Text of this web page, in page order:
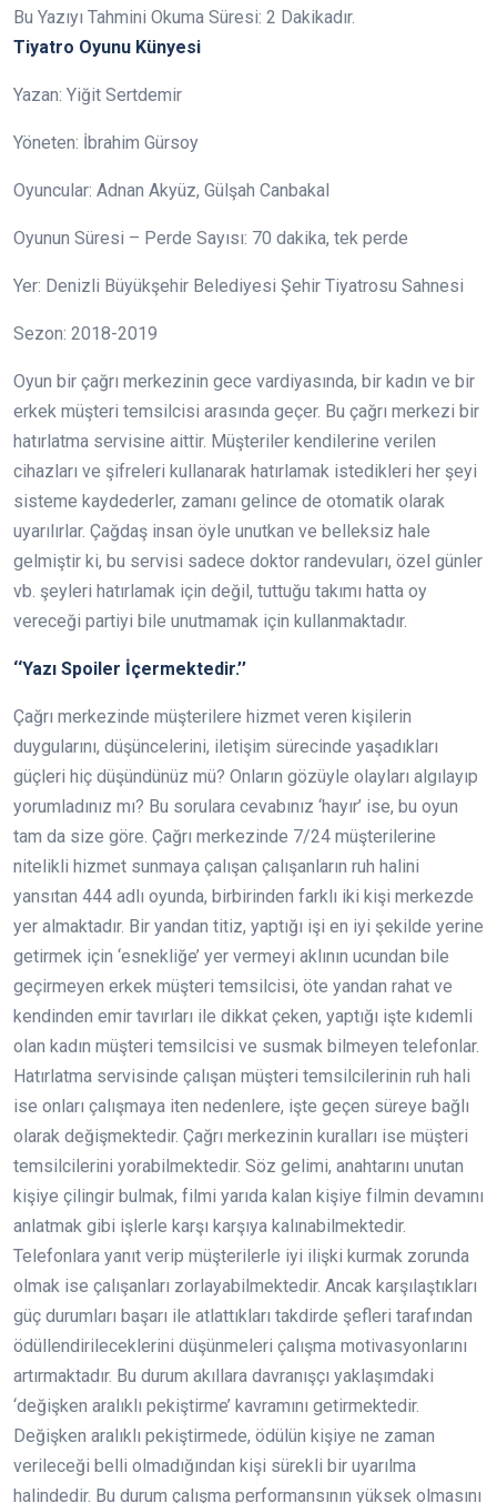
Bu Yazıyı Tahmini Okuma Süresi: 2 Dakikadır.
Tiyatro Oyunu Künyesi
Yazan: Yiğit Sertdemir
Yöneten: İbrahim Gürsoy
Oyuncular: Adnan Akyüz, Gülşah Canbakal
Oyunun Süresi – Perde Sayısı: 70 dakika, tek perde
Yer: Denizli Büyükşehir Belediyesi Şehir Tiyatrosu Sahnesi
Sezon: 2018-2019
Oyun bir çağrı merkezinin gece vardiyasında, bir kadın ve bir
erkek müşteri temsilcisi arasında geçer. Bu çağrı merkezi bir
hatırlatma servisine aittir. Müşteriler kendilerine verilen
cihazları ve şifreleri kullanarak hatırlamak istedikleri her şeyi
sisteme kaydederler, zamanı gelince de otomatik olarak
uyarılırlar. Çağdaş insan öyle unutkan ve belleksiz hale
gelmiştir ki, bu servisi sadece doktor randevuları, özel günler
vb. şeyleri hatırlamak için değil, tuttuğu takımı hatta oy
vereceği partiyi bile unutmamak için kullanmaktadır.
‘‘Yazı Spoiler İçermektedir.’’
Çağrı merkezinde müşterilere hizmet veren kişilerin
duygularını, düşüncelerini, iletişim sürecinde yaşadıkları
güçleri hiç düşündünüz mü? Onların gözüyle olayları algılayıp
yorumladınız mı? Bu sorulara cevabınız ‘hayır’ ise, bu oyun
tam da size göre. Çağrı merkezinde 7/24 müşterilerine
nitelikli hizmet sunmaya çalışan çalışanların ruh halini
yansıtan 444 adlı oyunda, birbirinden farklı iki kişi merkezde
yer almaktadır. Bir yandan titiz, yaptığı işi en iyi şekilde yerine
getirmek için ‘esnekliğe’ yer vermeyi aklının ucundan bile
geçirmeyen erkek müşteri temsilcisi, öte yandan rahat ve
kendinden emir tavırları ile dikkat çeken, yaptığı işte kıdemli
olan kadın müşteri temsilcisi ve susmak bilmeyen telefonlar.
Hatırlatma servisinde çalışan müşteri temsilcilerinin ruh hali
ise onları çalışmaya iten nedenlere, işte geçen süreye bağlı
olarak değişmektedir. Çağrı merkezinin kuralları ise müşteri
temsilcilerini yorabilmektedir. Söz gelimi, anahtarını unutan
kişiye çilingir bulmak, filmi yarıda kalan kişiye filmin devamını
anlatmak gibi işlerle karşı karşıya kalınabilmektedir.
Telefonlara yanıt verip müşterilerle iyi ilişki kurmak zorunda
olmak ise çalışanları zorlayabilmektedir. Ancak karşılaştıkları
güç durumları başarı ile atlattıkları takdirde şefleri tarafından
ödüllendirileceklerini düşünmeleri çalışma motivasyonlarını
artırmaktadır. Bu durum akıllara davranışçı yaklaşımdaki
‘değişken aralıklı pekiştirme’ kavramını getirmektedir.
Değişken aralıklı pekiştirmede, ödülün kişiye ne zaman
verileceği belli olmadığından kişi sürekli bir uyarılma
halindedir. Bu durum çalışma performansının yüksek olmasını